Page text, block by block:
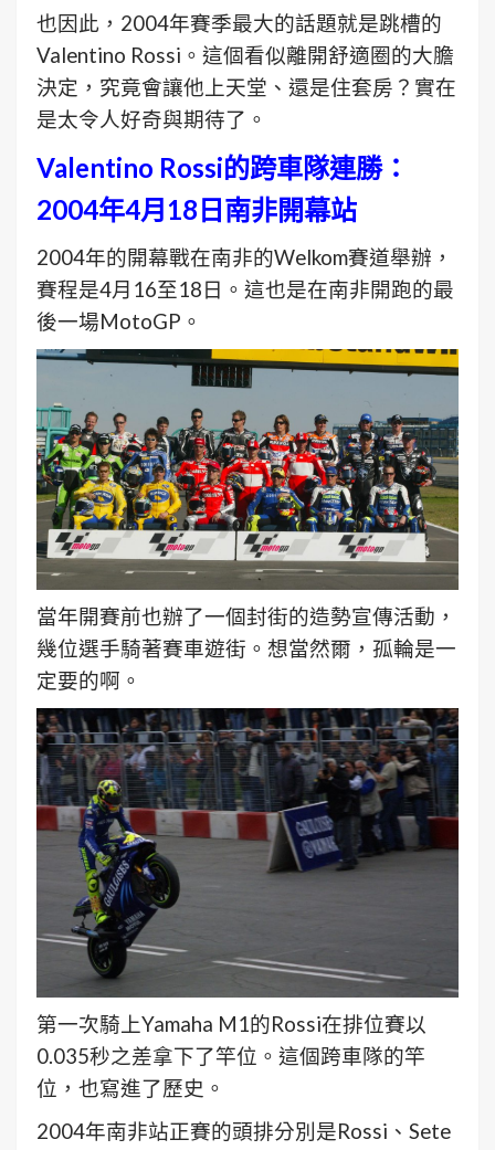
也因此，2004年賽季最大的話題就是跳槽的
Valentino Rossi。這個看似離開舒適圈的大膽
決定，究竟會讓他上天堂、還是住套房？實在
是太令人好奇與期待了。
Valentino Rossi的跨車隊連勝：
2004年4月18日南非開幕站
2004年的開幕戰在南非的Welkom賽道舉辦，
賽程是4月16至18日。這也是在南非開跑的最
後一場MotoGP。
當年開賽前也辦了一個封街的造勢宣傳活動，
幾位選手騎著賽車遊街。想當然爾， 孤輪是一
定要的啊。
第一次騎上Yamaha M1的Rossi在排位賽以
0.035秒之差拿下了竿位。這個跨車隊的竿
位，也寫進了歷史。
2004年南非站正賽的頭排分別是Rossi、Sete